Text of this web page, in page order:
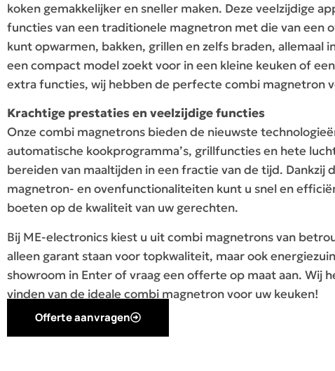
koken gemakkelijker en sneller maken. Deze veelzijdige
functies van een traditionele magnetron met die van een
kunt opwarmen, bakken, grillen en zelfs braden, allemaal
een compact model zoekt voor in een kleine keuken of
extra functies, wij hebben de perfecte combi magnetron
Krachtige prestaties en veelzijdige functies
Onze combi magnetrons bieden de nieuwste
automatische kookprogramma’s, grillfuncties en hete
bereiden van maaltijden in een fractie van de tijd. Dankzij
magnetron- en ovenfunctionaliteiten kunt u snel en
boeten op de kwaliteit van uw gerechten.
Bij ME-electronics kiest u uit combi magnetrons van
alleen garant staan voor topkwaliteit, maar ook
showroom in Enter of vraag een offerte op maat aan. Wij
vinden van de ideale combi magnetron voor uw keuken!
Offerte aanvragen